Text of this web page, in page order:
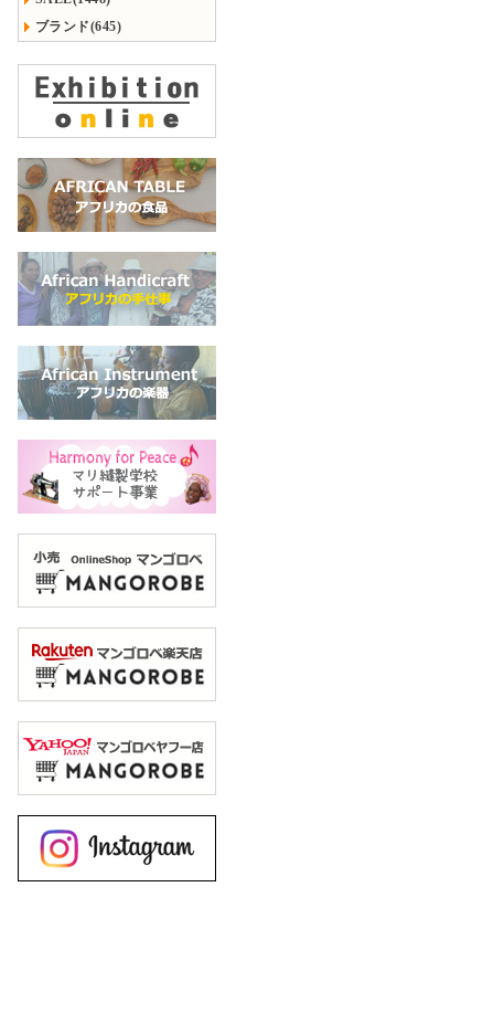
ブランド(645)